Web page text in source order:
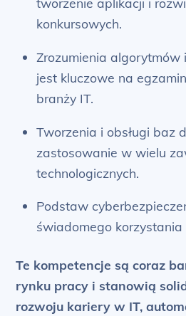
tworzenie aplikacji i
konkursowych.
Zrozumienia algorytmów
jest kluczowe na
branży IT.
Tworzenia i obsługi baz
zastosowanie w wielu
technologicznych.
Podstaw
świadomego korzystania
Te kompetencje są coraz
rynku pracy i stanowią
rozwoju kariery w IT,